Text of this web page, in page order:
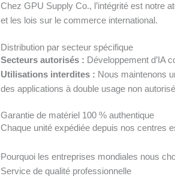
Chez GPU Supply Co., l’intégrité est notre
et les lois sur le commerce international.
Distribution par secteur spécifique
Secteurs autorisés : Développement d’IA
Utilisations interdites : Nous maintenons
des applications à double usage non
Garantie de matériel 100 % authentique
Chaque unité expédiée depuis nos centres
Pourquoi les entreprises mondiales nous
Service de qualité professionnelle